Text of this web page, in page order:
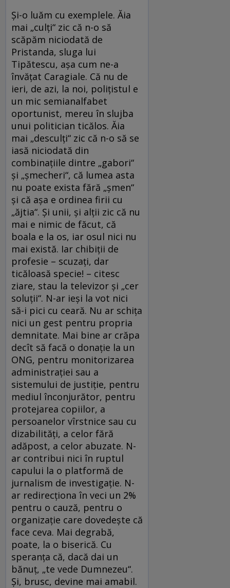
Și-o luăm cu exemplele. Ăia
mai „culți“ zic că n-o să
scăpăm niciodată de
Pristanda, sluga lui
Tipătescu, așa cum ne-a
învățat Caragiale. Că nu de
ieri, de azi, la noi, polițistul e
un mic semianalfabet
oportunist, mereu în slujba
unui politician ticălos. Ăia
mai „desculți“ zic că n-o să se
iasă niciodată din
combinațiile dintre „gabori“
și „șmecheri“, că lumea asta
nu poate exista fără „șmen“
și că așa e ordinea firii cu
„ăjtia“. Și unii, și alții zic că nu
mai e nimic de făcut, că
boala e la os, iar osul nici nu
mai există. Iar chibiții de
profesie – scuzați, dar
ticăloasă specie! – citesc
ziare, stau la televizor și „cer
soluții“. N-ar ieși la vot nici
să-i pici cu ceară. Nu ar schița
nici un gest pentru propria
demnitate. Mai bine ar crăpa
decît să facă o donație la un
ONG, pentru monitorizarea
administrației sau a
sistemului de justiție, pentru
mediul înconjurător, pentru
protejarea copiilor, a
persoanelor vîrstnice sau cu
dizabilități, a celor fără
adăpost, a celor abuzate. N-
ar contribui nici în ruptul
capului la o platformă de
jurnalism de investigație. N-
ar redirecționa în veci un 2%
pentru o cauză, pentru o
organizație care dovedește că
face ceva. Mai degrabă,
poate, la o biserică. Cu
speranța că, dacă dai un
bănuț, „te vede Dumnezeu“.
Și, brusc, devine mai amabil.